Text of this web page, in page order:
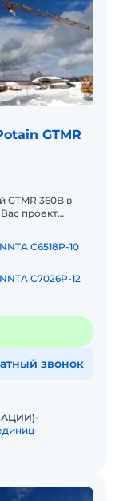
GTMR
360B в
проект
C6518P-10
C7026P-12
звонок